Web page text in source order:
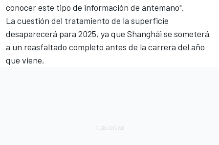
conocer este tipo de información de antemano".
La cuestión del tratamiento de la superficie
desaparecerá para 2025, ya que Shanghái se someterá
a un reasfaltado completo antes de la carrera del año
que viene.